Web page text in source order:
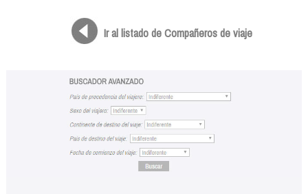
Ir al listado de Compañeros de viaje